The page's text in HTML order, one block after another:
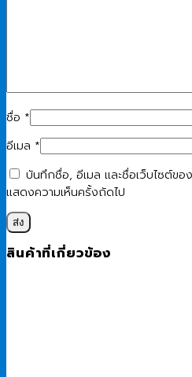
ชื่อ *
อีเมล *
บันทึกชื่อ, อีเมล และชื่อเว็บไซต์ขอ
แสดงความเห็นครั้งถัดไป
สินค้าที่เกี่ยวข้อง